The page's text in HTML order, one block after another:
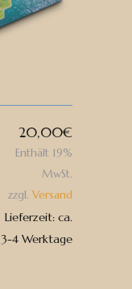
20,00€
Enthält 19%
MwSt.
zzgl. Versand
Lieferzeit: ca.
3-4 Werktage